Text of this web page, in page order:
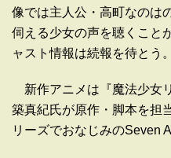
像では主人公・高町なのは
伺える少女の声を聴くこと
ャスト情報は続報を待とう。
新作アニメは『魔法少女
築真紀氏が原作・脚本を担
リーズでおなじみのSeven